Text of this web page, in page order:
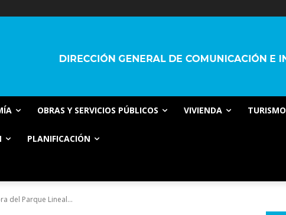
OBRAS Y SERVICIOS PÚBLICOS VIVIENDA TURISMO
PLANIFICACIÓN
del Parque Lineal...